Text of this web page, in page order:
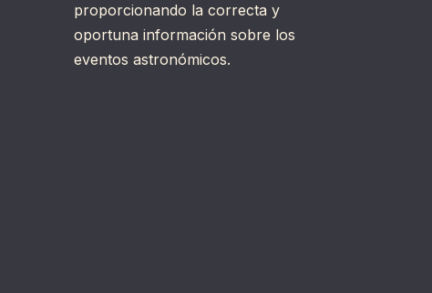
proporcionando la correcta y
oportuna información sobre los
eventos astronómicos.